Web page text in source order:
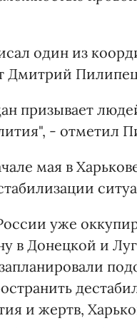
один из
Дмитрий
призывает
- отметил
мая в
уже
в Донецкой и
и жертв,